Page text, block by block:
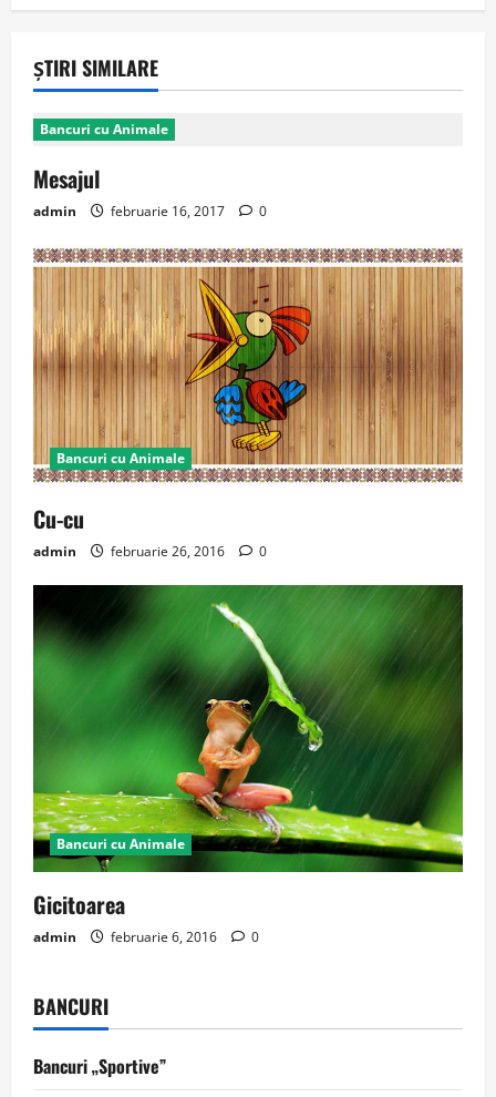
ȘTIRI SIMILARE
Bancuri cu Animale
Mesajul
admin februarie 16, 2017 0
Bancuri cu Animale
Cu-cu
admin februarie 26, 2016 0
Bancuri cu Animale
Gicitoarea
admin februarie 6, 2016 0
BANCURI
Bancuri „Sportive”